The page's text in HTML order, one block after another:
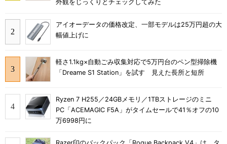
外観をじっくりとチェックしてみた
アイオーデータの価格改定、一部モデルは25万円超の大
幅値上げに
軽さ1.1kg×自動ごみ収集対応で5万円台のペン型掃除機
「Dreame S1 Station」を試す 見えた長所と短所
Ryzen 7 H255／24GBメモリ／1TBストレージのミニ
PC「ACEMAGIC F5A」がタイムセールで41％オフの10
万6998円に